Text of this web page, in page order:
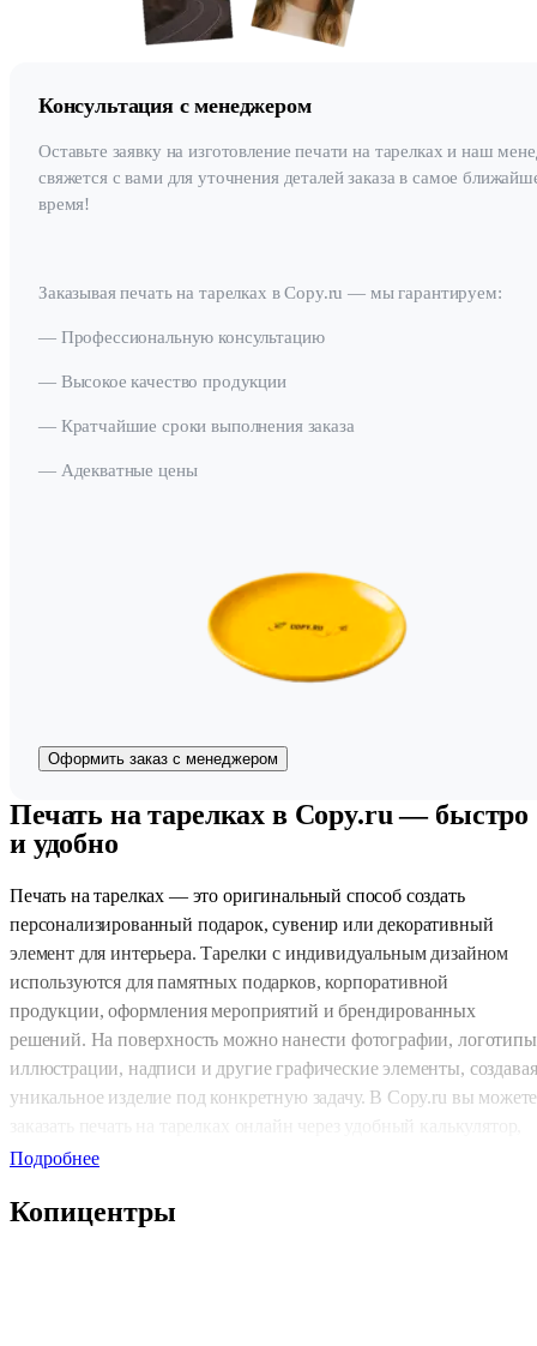
Консультация с менеджером
Оставьте заявку на изготовление печати на тарелках и наш
свяжется с вами для уточнения деталей заказа в самое
время!
Заказывая печать на тарелках в Copy.ru — мы гарантируем:
— Профессиональную консультацию
— Высокое качество продукции
— Кратчайшие сроки выполнения заказа
— Адекватные цены
Оформить заказ с менеджером
Печать на тарелках в Copy.ru — быстро
и удобно
Печать на тарелках — это оригинальный способ создать
персонализированный подарок, сувенир или декоративный
элемент для интерьера. Тарелки с индивидуальным дизайном
используются для памятных подарков, корпоративной
продукции, оформления мероприятий и брендированных
решений. На поверхность можно нанести фотографии,
иллюстрации, надписи и другие графические элементы, создавая
уникальное изделие под конкретную задачу. В Copy.ru вы можете
заказать печать на тарелках онлайн через удобный калькулятор,
выбрать параметры и сразу отправить макет в работу. При
делает услугу не только удобной, но и выгодной.
Подробнее
Копицентры